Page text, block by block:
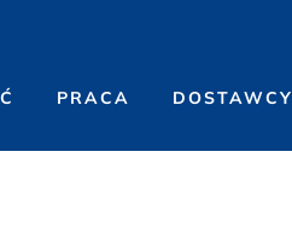
PRACA DOSTAWCY